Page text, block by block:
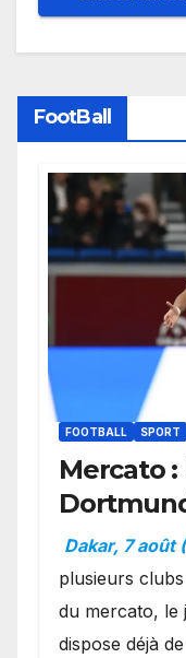
FootBall
FOOTBALL SPORT
Mercato
en
Ibrahim
Dakar, 7 août
plusieurs
du mercato, le
dispose déjà